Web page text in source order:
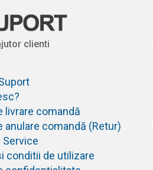
clienti
livrare comandă
anulare comandă (Retur)
Service
conditii de utilizare